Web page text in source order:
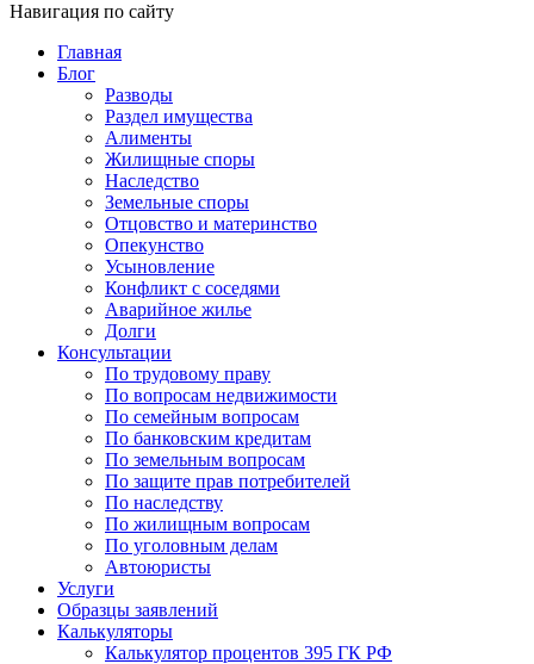
Навигация по сайту
Главная
Блог
Разводы
Раздел имущества
Алименты
Жилищные споры
Наследство
Земельные споры
Отцовство и материнство
Опекунство
Усыновление
Конфликт с соседями
Аварийное жилье
Долги
Консультации
По трудовому праву
По вопросам недвижимости
По семейным вопросам
По банковским кредитам
По земельным вопросам
По защите прав потребителей
По наследству
По жилищным вопросам
По уголовным делам
Автоюристы
Услуги
Образцы заявлений
Калькуляторы
Калькулятор процентов 395 ГК РФ